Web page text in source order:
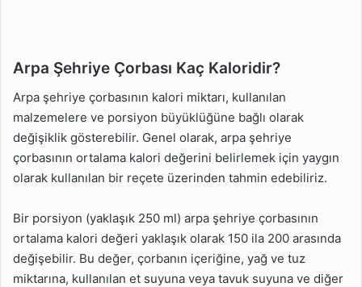
Arpa Şehriye Çorbası Kaç Kaloridir?
Arpa şehriye çorbasının kalori miktarı, kullanılan
malzemelere ve porsiyon büyüklüğüne bağlı olarak
değişiklik gösterebilir. Genel olarak, arpa şehriye
çorbasının ortalama kalori değerini belirlemek için yaygın
olarak kullanılan bir reçete üzerinden tahmin edebiliriz.
Bir porsiyon (yaklaşık 250 ml) arpa şehriye çorbasının
ortalama kalori değeri yaklaşık olarak 150 ila 200 arasında
değişebilir. Bu değer, çorbanın içeriğine, yağ ve tuz
miktarına, kullanılan et suyuna veya tavuk suyuna ve diğer